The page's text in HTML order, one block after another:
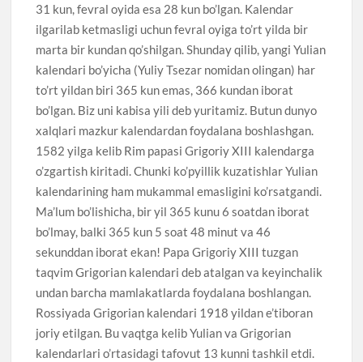
31 kun, fevral oyida esa 28 kun bo’lgan. Kalendar
ilgarilab ketmasligi uchun fevral oyiga to’rt yilda bir
marta bir kundan qo’shilgan. Shunday qilib, yangi Yulian
kalendari bo’yicha (Yuliy Tsezar nomidan olingan) har
to’rt yildan biri 365 kun emas, 366 kundan iborat
bo’lgan. Biz uni kabisa yili deb yuritamiz. Butun dunyo
xalqlari mazkur kalendardan foydalana boshlashgan.
1582 yilga kelib Rim papasi Grigoriy XIII kalendarga
o’zgartish kiritadi. Chunki ko’pyillik kuzatishlar Yulian
kalendarining ham mukammal emasligini ko’rsatgandi.
Ma’lum bo’lishicha, bir yil 365 kunu 6 soatdan iborat
bo’lmay, balki 365 kun 5 soat 48 minut va 46
sekunddan iborat ekan! Papa Grigoriy XIII tuzgan
taqvim Grigorian kalendari deb atalgan va keyinchalik
undan barcha mamlakatlarda foydalana boshlangan.
Rossiyada Grigorian kalendari 1918 yildan e’tiboran
joriy etilgan. Bu vaqtga kelib Yulian va Grigorian
kalendarlari o’rtasidagi tafovut 13 kunni tashkil etdi.